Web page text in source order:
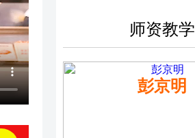
师资教学
彭京明